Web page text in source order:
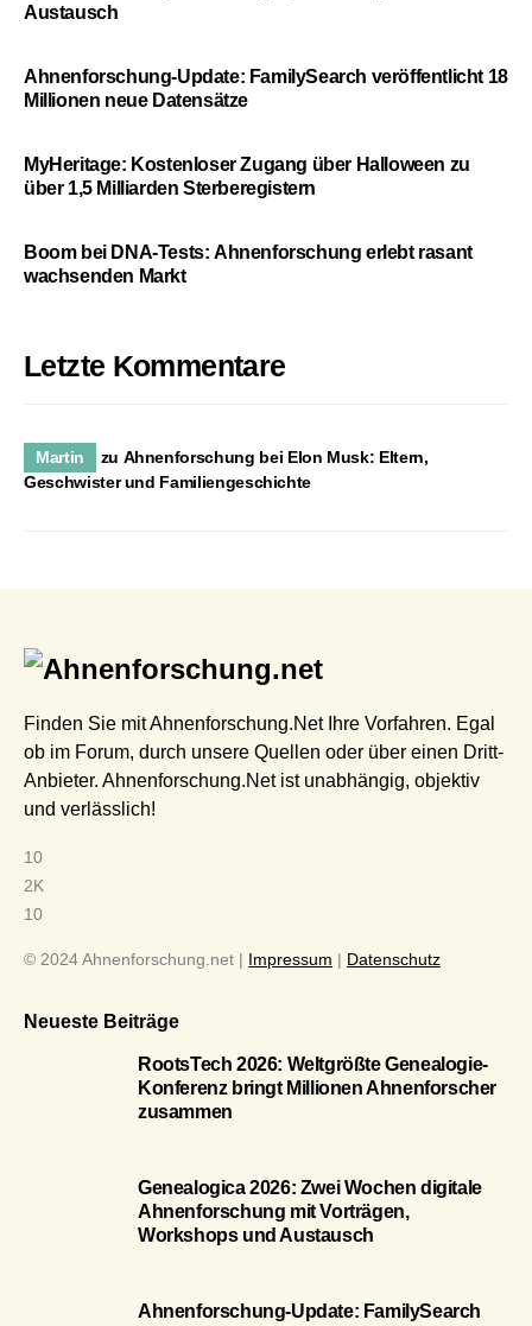
Austausch
Ahnenforschung-Update: FamilySearch veröffentlicht 18
Millionen neue Datensätze
MyHeritage: Kostenloser Zugang über Halloween zu
über 1,5 Milliarden Sterberegistern
Boom bei DNA-Tests: Ahnenforschung erlebt rasant
wachsenden Markt
Letzte Kommentare
Martin zu Ahnenforschung bei Elon Musk: Eltern,
Geschwister und Familiengeschichte
Finden Sie mit Ahnenforschung.Net Ihre Vorfahren. Egal
ob im Forum, durch unsere Quellen oder über einen Dritt-
Anbieter. Ahnenforschung.Net ist unabhängig, objektiv
und verlässlich!
10
2K
10
© 2024 Ahnenforschung.net | Impressum | Datenschutz
Neueste Beiträge
RootsTech 2026: Weltgrößte Genealogie-
Konferenz bringt Millionen Ahnenforscher
zusammen
Genealogica 2026: Zwei Wochen digitale
Ahnenforschung mit Vorträgen,
Workshops und Austausch
Ahnenforschung-Update: FamilySearch